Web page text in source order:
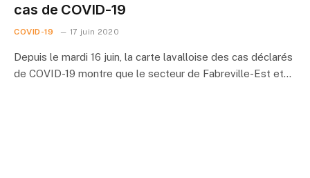
cas de COVID-19
COVID-19 17 juin 2020
Depuis le mardi 16 juin, la carte lavalloise des cas déclarés
de COVID-19 montre que le secteur de Fabreville-Est et…